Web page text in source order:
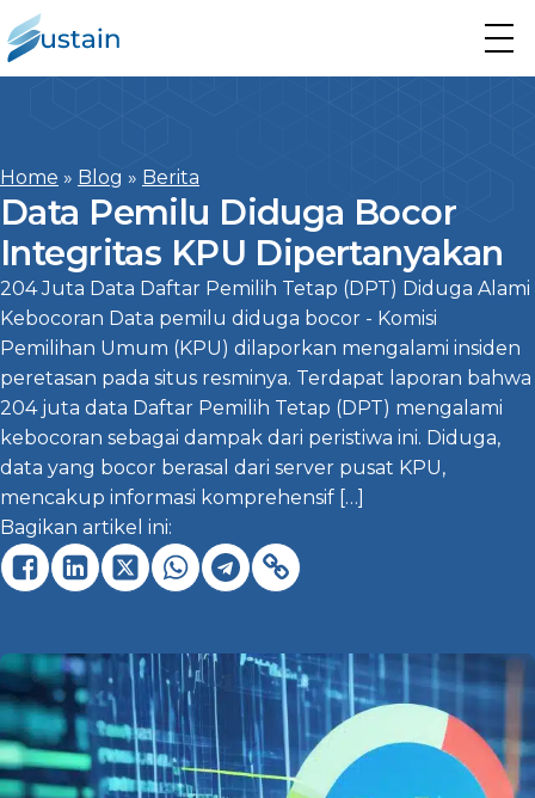
Home » Blog » Berita
Data Pemilu Diduga Bocor
Integritas KPU Dipertanyakan
204 Juta Data Daftar Pemilih Tetap (DPT) Diduga Alami
Kebocoran Data pemilu diduga bocor - Komisi
Pemilihan Umum (KPU) dilaporkan mengalami insiden
peretasan pada situs resminya. Terdapat laporan bahwa
204 juta data Daftar Pemilih Tetap (DPT) mengalami
kebocoran sebagai dampak dari peristiwa ini. Diduga,
data yang bocor berasal dari server pusat KPU,
mencakup informasi komprehensif […]
Bagikan artikel ini: